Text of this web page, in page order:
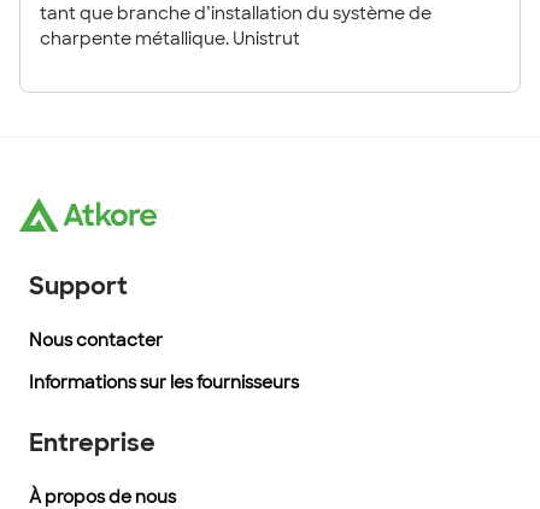
tant que branche d’installation du système de
charpente métallique. Unistrut
Support
Nous contacter
Informations sur les fournisseurs
Entreprise
À propos de nous